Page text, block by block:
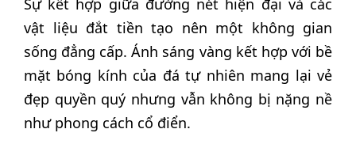
vật liệu đắt tiền tạo nên một không gian
sống đẳng cấp. Ánh sáng vàng kết hợp với bề
mặt bóng kính của đá tự nhiên mang lại vẻ
đẹp quyền quý nhưng vẫn không bị nặng nề
như phong cách cổ điển.